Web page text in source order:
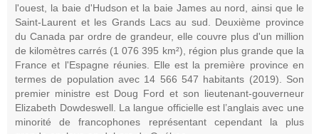
l'ouest, la baie d'Hudson et la baie James au nord, ainsi que le
Saint-Laurent et les Grands Lacs au sud. Deuxième province
du Canada par ordre de grandeur, elle couvre plus d'un million
de kilomètres carrés (1 076 395 km²), région plus grande que la
France et l'Espagne réunies. Elle est la première province en
termes de population avec 14 566 547 habitants (2019). Son
premier ministre est Doug Ford et son lieutenant-gouverneur
Elizabeth Dowdeswell. La langue officielle est l’anglais avec une
minorité de francophones représentant cependant la plus